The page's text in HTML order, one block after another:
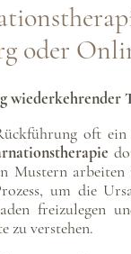
oder
wiederkehrender
oft
Mustern
um die
freizulegen
zu verstehen.